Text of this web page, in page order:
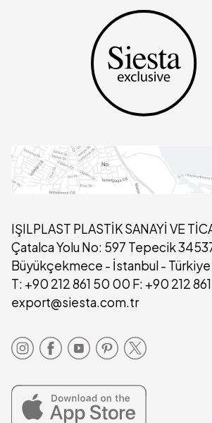
IŞILPLAST PLASTİK SANAYİ VE
Çatalca Yolu No: 597 Tepecik
Büyükçekmece - İstanbul - Türkiye
T: +90 212 861 50 00 F: +90 212
export@siesta.com.tr